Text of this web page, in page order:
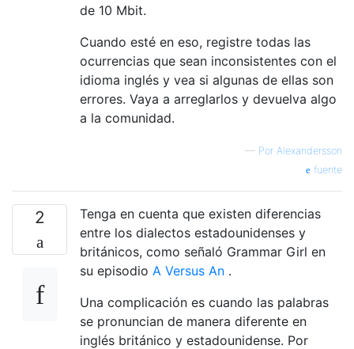
de 10 Mbit.
Cuando esté en eso, registre todas las
ocurrencias que sean inconsistentes con el
idioma inglés y vea si algunas de ellas son
errores. Vaya a arreglarlos y devuelva algo
a la comunidad.
— Por Alexandersson
fuente
2
Tenga en cuenta que existen diferencias
entre los dialectos estadounidenses y
británicos, como señaló Grammar Girl en
su episodio A Versus An .
Una complicación es cuando las palabras
se pronuncian de manera diferente en
inglés británico y estadounidense. Por